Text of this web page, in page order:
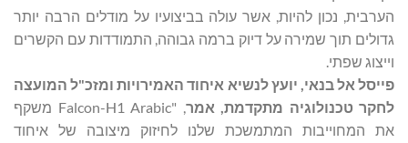
הערבית, נכון להיות, אשר עולה בביצועיו על מודלים הרבה יותר
גדולים תוך שמירה על דיוק ברמה גבוהה, התמודדות עם הקשרים
וייצוג שפתי.
פייסל אלבנאי, יועץ לנשיא איחוד האמירויות ומזכ"ל המועצה
לחקר טכנולוגיה מתקדמת, אמר
, "Falcon-H1 Arabic משקף
את המחוייבות המתמשכת שלנו לחיזוק מיצובה של איחוד